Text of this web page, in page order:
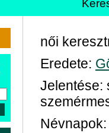
női
Eredete:
Jelentése:
Névnapok: